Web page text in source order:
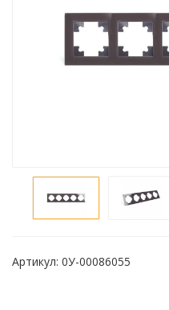
Артикул: 0У-00086055